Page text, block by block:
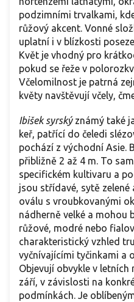
podzimními trvalkami,
růžový akcent. Vonné
uplatní i v blízkosti
Květ je vhodný pro
pokud se řeže v
Včelomilnost je patrná
květy navštěvují včely,
Ibišek syrský známý také
keř, patřící do čeledi
pochází z východní Asie.
přibližně 2 až 4 m. To
specifickém kultivaru a
jsou střídavé, sytě
oválu s vroubkovanými
nádherně velké a mohou
růžové, modré nebo
charakteristický vzhled
vyčnívajícími tyčinkami a
Objevují obvykle v letních
září, v závislosti na
podmínkách. Je